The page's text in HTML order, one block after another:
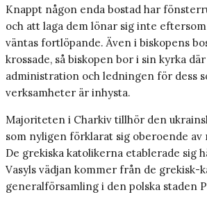
Knappt någon enda bostad har
och att laga dem lönar sig inte
väntas fortlöpande. Även i biskopens
krossade, så biskopen bor i sin kyrka
administration och ledningen för dess
verksamheter är inhysta.
Majoriteten i Charkiv tillhör den
som nyligen förklarat sig oberoende av
De grekiska katolikerna etablerade sig
Vasyls vädjan kommer från de grekisk-
generalförsamling i den polska staden